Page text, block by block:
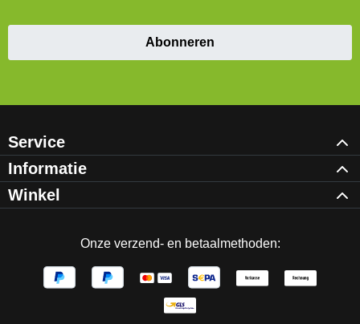
Abonneren
Service
Informatie
Winkel
Onze verzend- en betaalmethoden: